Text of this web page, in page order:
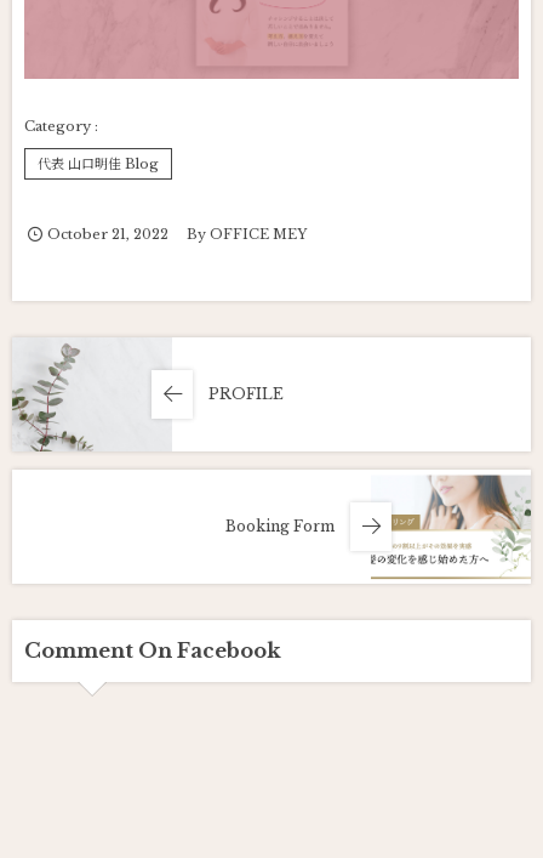
代表 山口明佳 Blog
October 21 ,2022 ByOFFICE MEY
PROFILE
Booking Form
Comment On Facebook